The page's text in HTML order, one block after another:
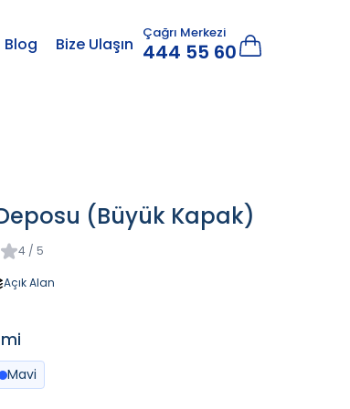
Blog Bize Ulaşın
Çağrı Merkezi
444 55 60
(Büyük Kapak)
4 / 5
Açık Alan
Mavi